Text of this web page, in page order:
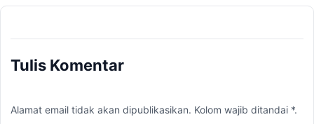
Tulis Komentar